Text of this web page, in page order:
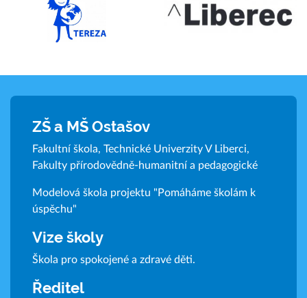
ZŠ a MŠ Ostašov
Fakultní škola, Technické Univerzity V Liberci,
Fakulty přírodovědně-humanitní a pedagogické
Modelová škola projektu "Pomáháme školám k
úspěchu"
Vize školy
Škola pro spokojené a zdravé děti.
Ředitel